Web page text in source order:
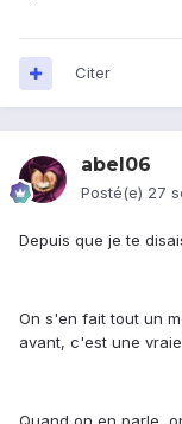
Citer
abel06
Posté(e) 27
Depuis que je te
On s'en fait tout un
avant, c'est une